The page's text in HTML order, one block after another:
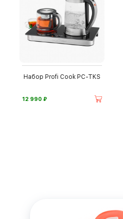
Набор Profi Cook PC-TKS
12 990 ⃏